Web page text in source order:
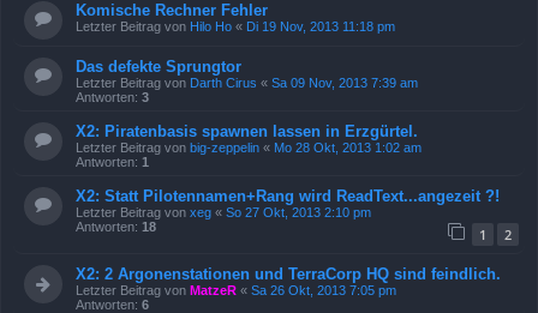
Komische Rechner Fehler
Letzter Beitrag von Hilo Ho « Di 19 Nov, 2013 11:18 pm
Das defekte Sprungtor
Letzter Beitrag von Darth Cirus « Sa 09 Nov, 2013 7:39 am
Antworten: 3
X2: Piratenbasis spawnen lassen in Erzgürtel.
Letzter Beitrag von big-zeppelin « Mo 28 Okt, 2013 1:02 am
Antworten: 1
X2: Statt Pilotennamen+Rang wird ReadText...angezeit ?!
Letzter Beitrag von xeg « So 27 Okt, 2013 2:10 pm
Antworten: 18 1 2
X2: 2 Argonenstationen und TerraCorp HQ sind feindlich.
Letzter Beitrag von MatzeR « Sa 26 Okt, 2013 7:05 pm
Antworten: 6